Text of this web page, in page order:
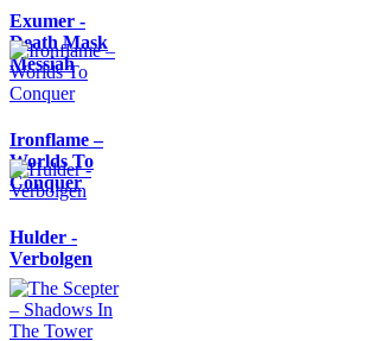
Exumer -
Death Mask
Messiah
Ironflame –
Worlds To
Conquer
Hulder -
Verbolgen